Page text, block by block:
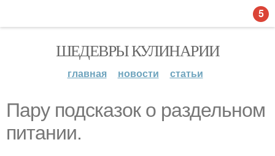
ШЕДЕВРЫ КУЛИНАРИИ
главная новости статьи
Пару подсказок о раздельном
питании.
5